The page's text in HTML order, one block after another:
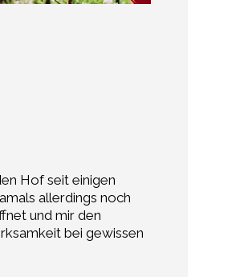
Hof seit einigen
allerdings noch
und mir den
bei gewissen